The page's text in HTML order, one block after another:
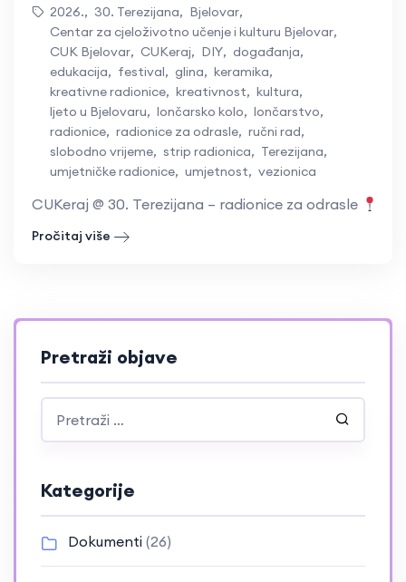
2026., 30. Terezijana, Bjelovar,
Centar za cjeloživotno učenje i kulturu Bjelovar,
CUK Bjelovar, CUKeraj, DIY, događanja,
edukacija, festival, glina, keramika,
kreativne radionice, kreativnost, kultura,
ljeto u Bjelovaru, lončarsko kolo, lončarstvo,
radionice, radionice za odrasle, ručni rad,
slobodno vrijeme, strip radionica, Terezijana,
umjetničke radionice, umjetnost, vezionica
CUKeraj @ 30. Terezijana – radionice za odrasle
Pročitaj više
Pretraži objave
Kategorije
Dokumenti (26)